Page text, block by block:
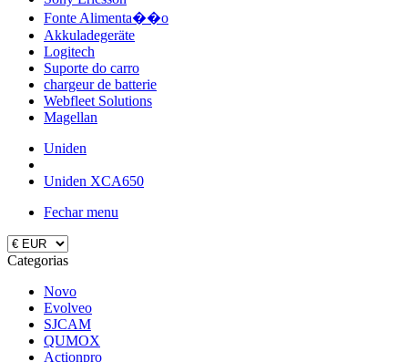
Fonte Alimenta��o
Akkuladegeräte
Logitech
Suporte do carro
chargeur de batterie
Webfleet Solutions
Magellan
Uniden
Uniden XCA650
Fechar menu
Categorias
Novo
Evolveo
SJCAM
QUMOX
Actionpro